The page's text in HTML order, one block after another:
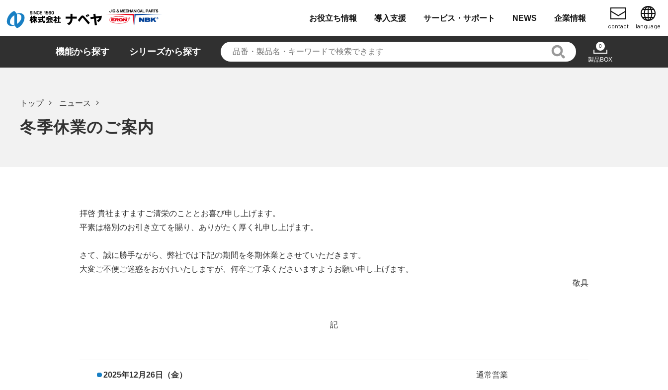
お役立ち情報 導入支援 サービス・ サポート NEWS 企業情報
contact language
機能から探す シリーズから探す
0
製品BOX
トップ ニュース
冬季休業のご案内
拝啓 貴社ますますご清栄のこととお喜び申し上げます。
平素は格別のお引き立てを賜り、ありがたく厚く礼申し上げます。
さて、誠に勝手ながら、弊社では下記の期間を冬期休業とさせていただきます。
大変ご不便ご迷惑をおかけいたしますが、何卒ご了承くださいますようお願い申し上げます。
敬具
記
2025年12月26日（金） 通常営業